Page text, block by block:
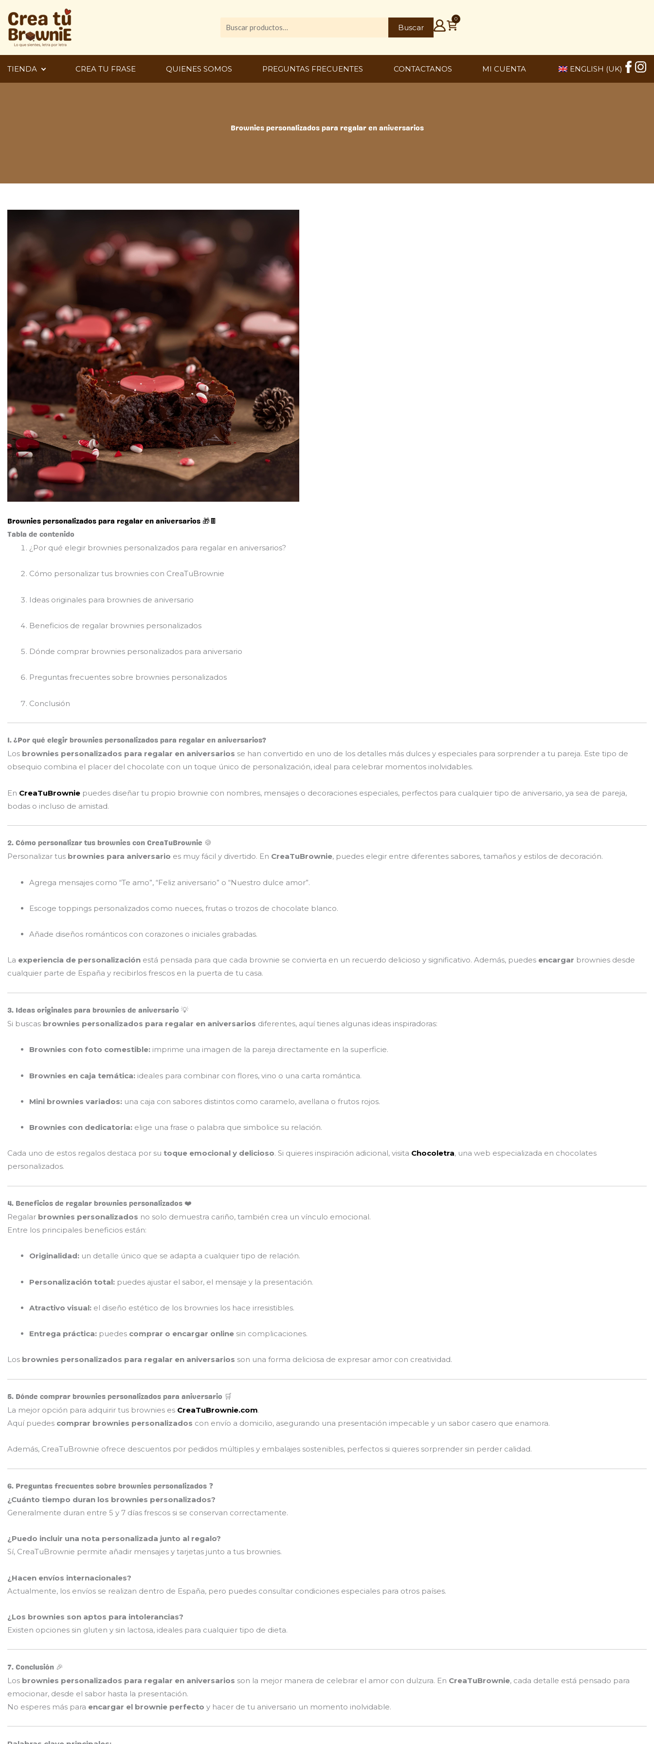
contenido
Buscar
Buscar
0
TIENDA CREA TU FRASE QUIENES SOMOS PREGUNTAS FRECUENTES CONTACTANOS MI CUENTA ENGLISH (UK)
Brownies personalizados para regalar en aniversarios
Brownies personalizados para regalar en aniversarios 🎁🍫
Tabla de contenido
¿Por qué elegir brownies personalizados para regalar en aniversarios?
Cómo personalizar tus brownies con CreaTuBrownie
Ideas originales para brownies de aniversario
Beneficios de regalar brownies personalizados
Dónde comprar brownies personalizados para aniversario
Preguntas frecuentes sobre brownies personalizados
Conclusión
1. ¿Por qué elegir brownies personalizados para regalar en aniversarios?
Los brownies personalizados para regalar en aniversarios se han convertido en uno de los detalles más dulces y especiales para sorprender a tu pareja. Este tipo de
obsequio combina el placer del chocolate con un toque único de personalización, ideal para celebrar momentos inolvidables.
En CreaTuBrownie puedes diseñar tu propio brownie con nombres, mensajes o decoraciones especiales, perfectos para cualquier tipo de aniversario, ya sea de pareja,
bodas o incluso de amistad.
2. Cómo personalizar tus brownies con CreaTuBrownie 🍪
Personalizar tus brownies para aniversario es muy fácil y divertido. En CreaTuBrownie, puedes elegir entre diferentes sabores, tamaños y estilos de decoración.
Agrega mensajes como “Te amo”, “Feliz aniversario” o “Nuestro dulce amor”.
Escoge toppings personalizados como nueces, frutas o trozos de chocolate blanco.
Añade diseños románticos con corazones o iniciales grabadas.
La experiencia de personalización está pensada para que cada brownie se convierta en un recuerdo delicioso y significativo. Además, puedes encargar brownies desde
cualquier parte de España y recibirlos frescos en la puerta de tu casa.
3. Ideas originales para brownies de aniversario 💡
Si buscas brownies personalizados para regalar en aniversarios diferentes, aquí tienes algunas ideas inspiradoras:
Brownies con foto comestible: imprime una imagen de la pareja directamente en la superficie.
Brownies en caja temática: ideales para combinar con flores, vino o una carta romántica.
Mini brownies variados: una caja con sabores distintos como caramelo, avellana o frutos rojos.
Brownies con dedicatoria: elige una frase o palabra que simbolice su relación.
Cada uno de estos regalos destaca por su toque emocional y delicioso. Si quieres inspiración adicional, visita Chocoletra, una web especializada en chocolates
personalizados.
4. Beneficios de regalar brownies personalizados ❤️
Regalar brownies personalizados no solo demuestra cariño, también crea un vínculo emocional.
Entre los principales beneficios están:
Originalidad: un detalle único que se adapta a cualquier tipo de relación.
Personalización total: puedes ajustar el sabor, el mensaje y la presentación.
Atractivo visual: el diseño estético de los brownies los hace irresistibles.
Entrega práctica: puedes comprar o encargar online sin complicaciones.
Los brownies personalizados para regalar en aniversarios son una forma deliciosa de expresar amor con creatividad.
5. Dónde comprar brownies personalizados para aniversario 🛒
La mejor opción para adquirir tus brownies es CreaTuBrownie.com.
Aquí puedes comprar brownies personalizados con envío a domicilio, asegurando una presentación impecable y un sabor casero que enamora.
Además, CreaTuBrownie ofrece descuentos por pedidos múltiples y embalajes sostenibles, perfectos si quieres sorprender sin perder calidad.
6. Preguntas frecuentes sobre brownies personalizados ❓
¿Cuánto tiempo duran los brownies personalizados?
Generalmente duran entre 5 y 7 días frescos si se conservan correctamente.
¿Puedo incluir una nota personalizada junto al regalo?
Sí, CreaTuBrownie permite añadir mensajes y tarjetas junto a tus brownies.
¿Hacen envíos internacionales?
Actualmente, los envíos se realizan dentro de España, pero puedes consultar condiciones especiales para otros países.
¿Los brownies son aptos para intolerancias?
Existen opciones sin gluten y sin lactosa, ideales para cualquier tipo de dieta.
7. Conclusión 🎉
Los brownies personalizados para regalar en aniversarios son la mejor manera de celebrar el amor con dulzura. En CreaTuBrownie, cada detalle está pensado para
emocionar, desde el sabor hasta la presentación.
No esperes más para encargar el brownie perfecto y hacer de tu aniversario un momento inolvidable.